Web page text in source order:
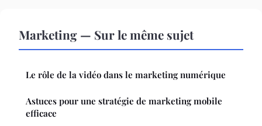
Marketing — Sur le même sujet
Le rôle de la vidéo dans le marketing numérique
Astuces pour une stratégie de marketing mobile
efficace